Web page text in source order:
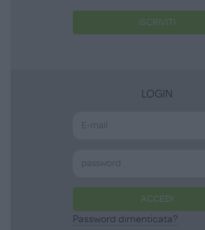
ISCRIVITI
LOGIN
ACCEDI
Password dimenticata?